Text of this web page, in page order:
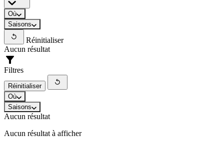
Où
Saisons
Réinitialiser
Aucun résultat
Filtres
Réinitialiser
Où
Saisons
Aucun résultat
Aucun résultat à afficher